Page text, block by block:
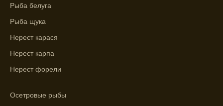
Выберите лучшее время для рыбной
прогноз клева.
температуры воды учитывается в прогнозе
Рыба белуга
Рыба щука
Нерест карася
Нерест карпа
Нерест форели
Осетровые рыбы